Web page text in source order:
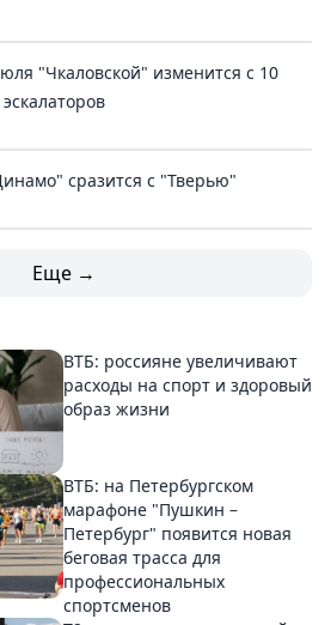
"Чкаловской" изменится с 10
сразится с "Тверью"
Еще →
ВТБ: россияне увеличивают
расходы на спорт и здоровый
образ жизни
ВТБ: на Петербургском
марафоне "Пушкин –
Петербург" появится новая
беговая трасса для
профессиональных
спортсменов